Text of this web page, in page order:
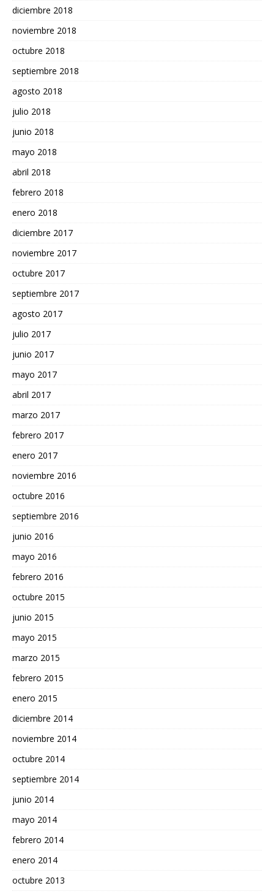
diciembre 2018
noviembre 2018
octubre 2018
septiembre 2018
agosto 2018
julio 2018
junio 2018
mayo 2018
abril 2018
febrero 2018
enero 2018
diciembre 2017
noviembre 2017
octubre 2017
septiembre 2017
agosto 2017
julio 2017
junio 2017
mayo 2017
abril 2017
marzo 2017
febrero 2017
enero 2017
noviembre 2016
octubre 2016
septiembre 2016
junio 2016
mayo 2016
febrero 2016
octubre 2015
junio 2015
mayo 2015
marzo 2015
febrero 2015
enero 2015
diciembre 2014
noviembre 2014
octubre 2014
septiembre 2014
junio 2014
mayo 2014
febrero 2014
enero 2014
octubre 2013